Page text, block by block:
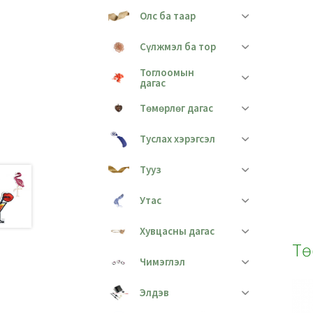
Олс ба таар
Сүлжмэл ба тор
Тоглоомын
дагас
Төмөрлөг дагас
Туслах хэрэгсэл
Тууз
Утас
Хувцасны дагас
Чимэглэл
Элдэв